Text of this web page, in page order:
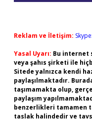
Reklam ve İletişim:
Yasal Uyarı: Bu internet
veya şahıs şirketi ile
Sitede yalnızca kendi
paylaşılmaktadır.
taşımamakta olup,
paylaşım
benzerlikleri tamamen
taslak halindedir ve